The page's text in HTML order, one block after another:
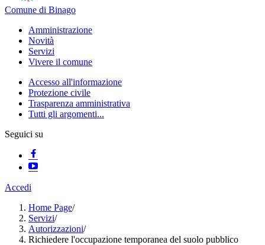
Comune di Binago
Amministrazione
Novità
Servizi
Vivere il comune
Accesso all'informazione
Protezione civile
Trasparenza amministrativa
Tutti gli argomenti...
Seguici su
Accedi
Home Page/
Servizi/
Autorizzazioni/
Richiedere l'occupazione temporanea del suolo pubblico